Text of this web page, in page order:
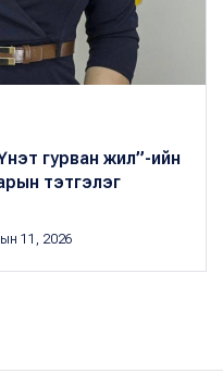
гурван жил”-ийн
тэтгэлэг
11, 2026